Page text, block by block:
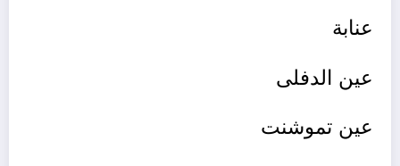
عنابة
عين الدفلى
عين تموشنت